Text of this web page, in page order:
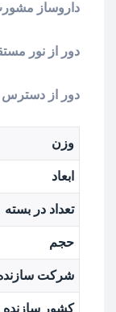
داروساز
دور از نور
دور از دسترس
وزن
ابعاد
تعداد در بسته
حجم
شرکت
کشور سازنده